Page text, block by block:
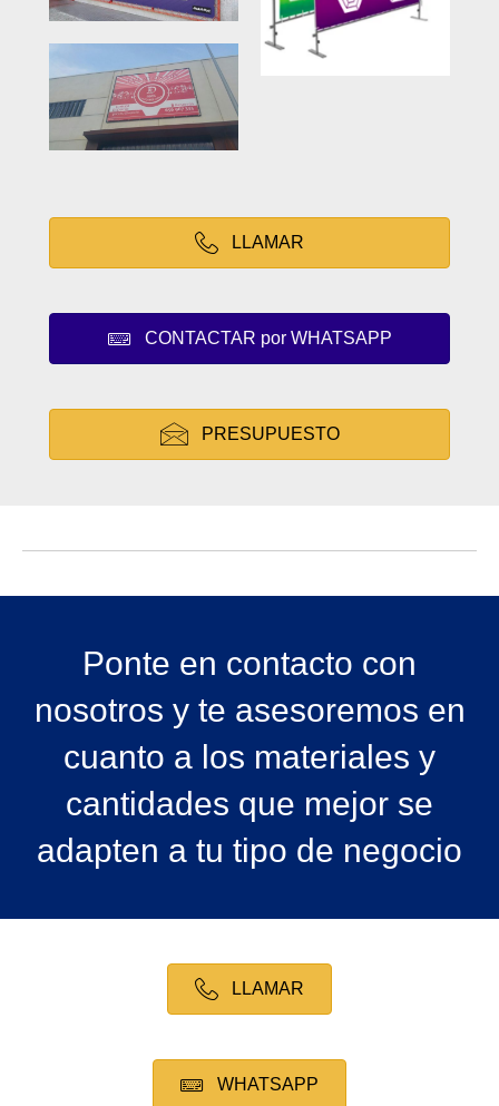
LLAMAR
CONTACTAR por WHATSAPP
PRESUPUESTO
Ponte en contacto con
nosotros y te asesoremos en
cuanto a los materiales y
cantidades que mejor se
adapten a tu tipo de negocio
LLAMAR
WHATSAPP